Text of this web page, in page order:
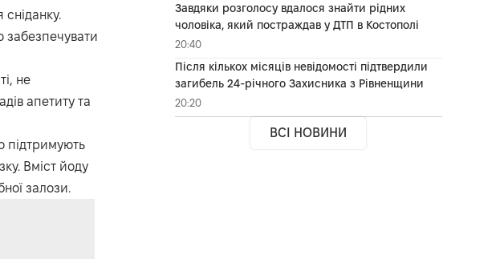
забезпечувати
не
апетиту та
підтримують
Вміст йоду
залози.
Завдяки розголосу вдалося знайти рідних
чоловіка, який постраждав у ДТП в Костополі
20:40
Після кількох місяців невідомості підтвердили
загибель 24-річного Захисника з Рівненщини
20:20
ВСІ НОВИНИ